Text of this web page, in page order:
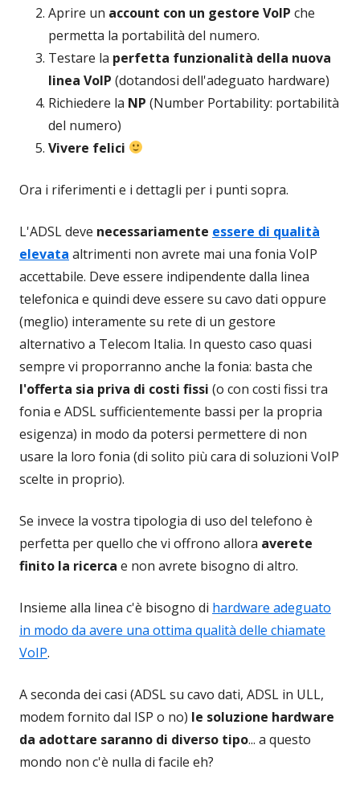
Aprire un account con un gestore VoIP che
permetta la portabilità del numero.
Testare la perfetta funzionalità della nuova
linea VoIP (dotandosi dell'adeguato hardware)
Richiedere la NP (Number Portability: portabilità
del numero)
Vivere felici
Ora i riferimenti e i dettagli per i punti sopra.
L'ADSL deve necessariamente essere di qualità
elevata altrimenti non avrete mai una fonia VoIP
accettabile. Deve essere indipendente dalla linea
telefonica e quindi deve essere su cavo dati oppure
(meglio) interamente su rete di un gestore
alternativo a Telecom Italia. In questo caso quasi
sempre vi proporranno anche la fonia: basta che
l'offerta sia priva di costi fissi (o con costi fissi tra
fonia e ADSL sufficientemente bassi per la propria
esigenza) in modo da potersi permettere di non
usare la loro fonia (di solito più cara di soluzioni VoIP
scelte in proprio).
Se invece la vostra tipologia di uso del telefono è
perfetta per quello che vi offrono allora averete
finito la ricerca e non avrete bisogno di altro.
Insieme alla linea c'è bisogno di hardware adeguato
in modo da avere una ottima qualità delle chiamate
VoIP.
A seconda dei casi (ADSL su cavo dati, ADSL in ULL,
modem fornito dal ISP o no) le soluzione hardware
da adottare saranno di diverso tipo... a questo
mondo non c'è nulla di facile eh?